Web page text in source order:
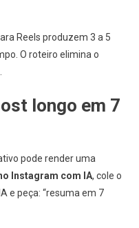
Reels produzem 3 a 5
O roteiro elimina o
longo em 7
pode render uma
Instagram com IA, cole o
e peça: “resuma em 7